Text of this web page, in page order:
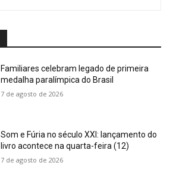
Familiares celebram legado de primeira
medalha paralímpica do Brasil
7 de agosto de 2026
Som e Fúria no século XXI: lançamento do
livro acontece na quarta-feira (12)
7 de agosto de 2026